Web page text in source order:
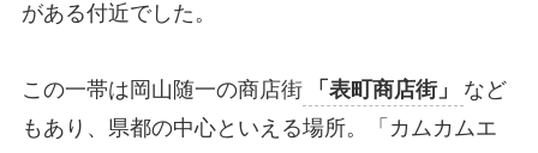
がある付近でした。
この一帯は岡山随一の商店街 「表町商店街」
など
もあり、県都の中心といえる場所。「カムカムエ